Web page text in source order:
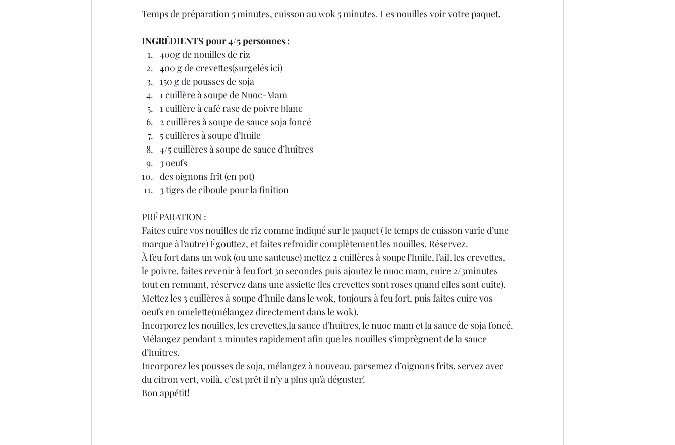
Temps de préparation 5 minutes, cuisson au wok 5 minutes. Les nouilles voir votre paquet.
INGRÉDIENTS pour 4/5 personnes :
400g de nouilles de riz
400 g de crevettes(surgelés ici)
150 g de pousses de soja
1 cuillère à soupe de Nuoc-Mam
1 cuillère à café rase de poivre blanc
2 cuillères à soupe de sauce soja foncé
5 cuillères à soupe d’huile
4/5 cuillères à soupe de sauce d’huîtres
3 oeufs
des oignons frit (en pot)
3 tiges de ciboule pour la finition
PRÉPARATION :
Faites cuire vos nouilles de riz comme indiqué sur le paquet ( le temps de cuisson varie d’une
marque à l’autre) Égouttez, et faites refroidir complètement les nouilles. Réservez.
À feu fort dans un wok (ou une sauteuse) mettez 2 cuillères à soupe l’huile, l’ail, les crevettes,
le poivre, faites revenir à feu fort 30 secondes puis ajoutez le nuoc mam, cuire 2/3minutes
tout en remuant, réservez dans une assiette (les crevettes sont roses quand elles sont cuite).
Mettez les 3 cuillères à soupe d’huile dans le wok, toujours à feu fort, puis faites cuire vos
oeufs en omelette(mélangez directement dans le wok).
Incorporez les nouilles, les crevettes,la sauce d’huîtres, le nuoc mam et la sauce de soja foncé.
Mélangez pendant 2 minutes rapidement afin que les nouilles s’imprègnent de la sauce
d’huîtres.
Incorporez les pousses de soja, mélangez à nouveau, parsemez d’oignons frits, servez avec
du citron vert, voilà, c’est prêt il n’y a plus qu’à déguster!
Bon appétit!